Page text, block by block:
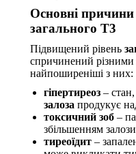
Основні
загального Т3
Підвищений рівень
спричинений
найпоширеніші з них:
гіпертиреоз –
залоза продукує
токсичний зоб –
збільшенням
тиреоїдит –